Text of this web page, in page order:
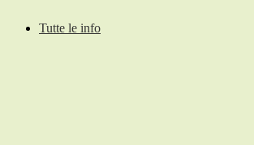
Tutte le info